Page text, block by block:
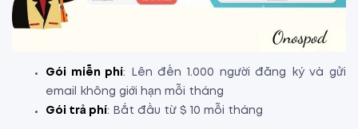
Gói miễn phí: Lên đến 1.000 người đăng ký và gửi
email không giới hạn mỗi tháng
Gói trả phí: Bắt đầu từ $ 10 mỗi tháng